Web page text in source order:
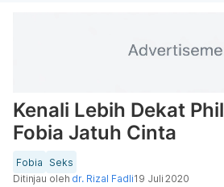
Kenali Lebih Dekat
Fobia Jatuh Cinta
Fobia
Seks
Ditinjau oleh dr. Rizal Fadli19 Juli 2020